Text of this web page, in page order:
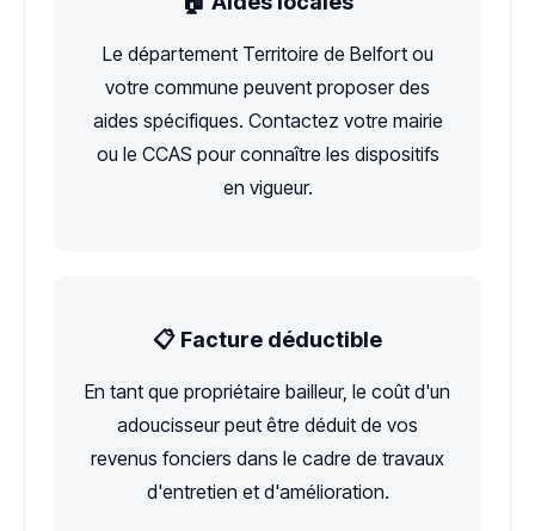
Le département Territoire de Belfort ou
votre commune peuvent proposer des
aides spécifiques. Contactez votre mairie
ou le CCAS pour connaître les dispositifs
en vigueur.
📋 Facture déductible
En tant que propriétaire bailleur, le coût d'un
adoucisseur peut être déduit de vos
revenus fonciers dans le cadre de travaux
d'entretien et d'amélioration.